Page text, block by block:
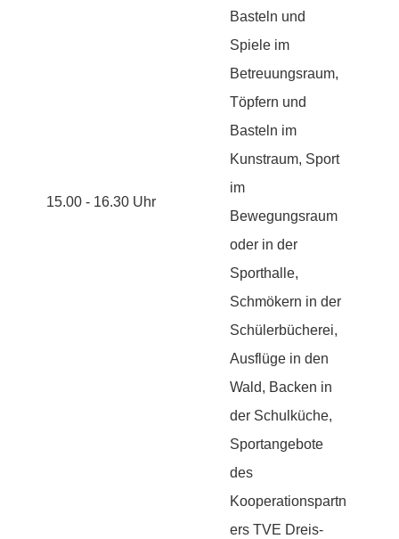
15.00 - 16.30 Uhr
Basteln und
Spiele im
Betreuungsraum,
Töpfern und
Basteln im
Kunstraum, Sport
im
Bewegungsraum
oder in der
Sporthalle,
Schmökern in der
Schülerbücherei,
Ausflüge in den
Wald, Backen in
der Schulküche,
Sportangebote
des
Kooperationspartn
ers TVE Dreis-